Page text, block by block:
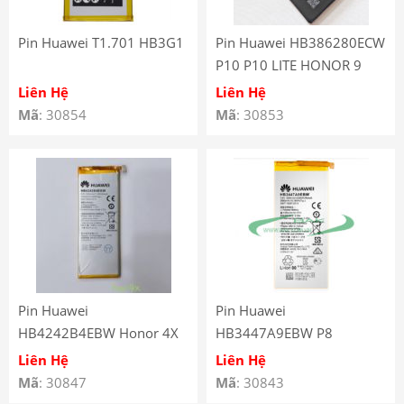
Pin Huawei T1.701 HB3G1
Liên Hệ
Mã: 30854
Pin Huawei HB386280ECW
P10 P10 LITE HONOR 9
Liên Hệ
Mã: 30853
Pin Huawei
HB4242B4EBW Honor 4X
CHE1-L04 / CHE2-L11 /
Honor 6
Liên Hệ
Mã: 30847
Pin Huawei
HB3447A9EBW P8
Liên Hệ
Mã: 30843